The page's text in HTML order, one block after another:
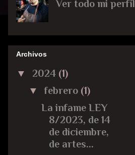
Ver todo mi perfil
Archivos
▼ 2024 (1)
▼ febrero (1)
La infame LEY
8/2023, de 14
de diciembre,
de artes...